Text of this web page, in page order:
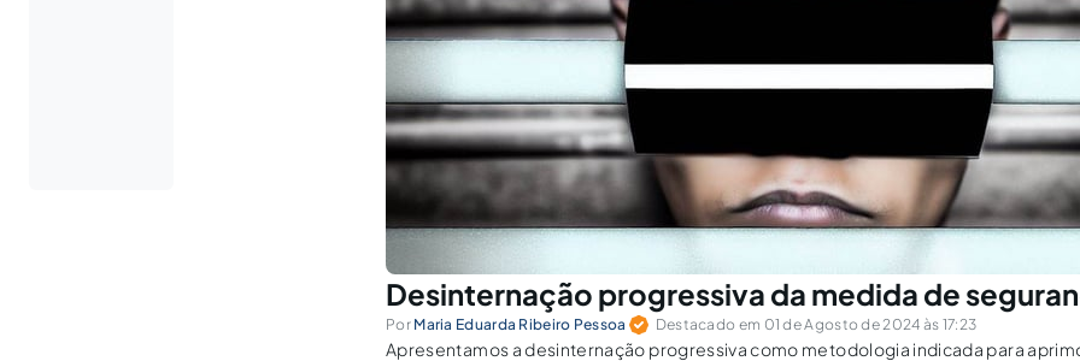
Desinternação progressiva da medida de
Por Maria Eduarda Ribeiro Pessoa Destacado em 01 de Agosto de 2024 às 17:23
Apresentamos a desinternação progressiva como metodologia indicada para